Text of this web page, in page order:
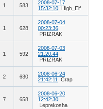
1 583
2008-07-17
15:32:10
High_Elf
1 628
2008-07-04
00:23:36
PRIZRAK
1 592
2008-07-03
21:20:44
PRIZRAK
2 630
2008-06-24
21:42:11
Crap
7 658
2008-06-20
12:42:30
Leprekosha